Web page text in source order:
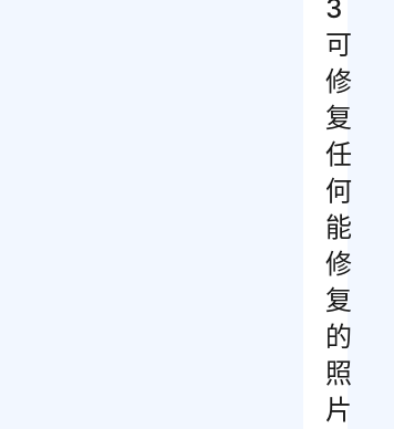
3
可
修
复
任
何
能
修
复
的
照
片